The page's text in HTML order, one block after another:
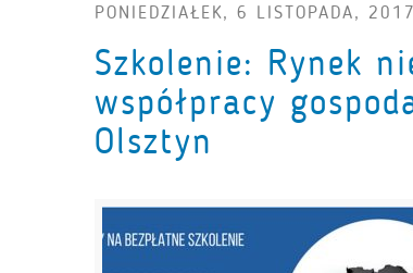
PONIEDZIAŁEK, 6 LISTOPADA, 2017
Szkolenie: Rynek
współpracy
Olsztyn